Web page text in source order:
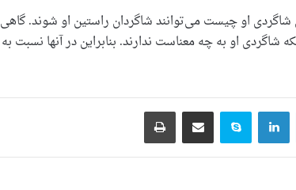
او چیست می‌توانند شاگردان راستین او شوند. گاهی
او به چه معناست ندارند. بنابراین در آنها نسبت به
توییتر لینکدیناسکایپاشتراک گذاری از طریق ایمیل چاپ